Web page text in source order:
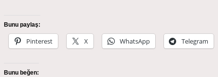
Bunu paylaş:
Pinterest X WhatsApp Telegram
Bunu beğen: